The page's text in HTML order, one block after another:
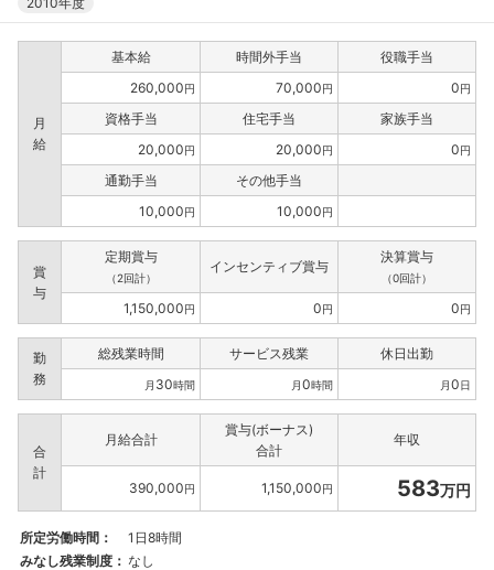
月
給
基本給 時間外手当
役職手当
260,000円 70,000円 0円
資格手当 住宅手当
家族手当
20,000円 20,000円 0円
通勤手当
その他手当
10,000円 10,000円
賞
与
定期賞与
（2回計）
インセンティブ賞与
決算賞与
（0回計）
1,150,000円 0円 0円
勤
務
総残業時間 サービス残業 休日出勤
月 30時間 月0時間 月0日
合
計
月給合計
賞与(ボーナス)
合計
年収
390,000円 1,150,000円 583万円
所定労働時間：
1日8時間
みなし残業制度： なし